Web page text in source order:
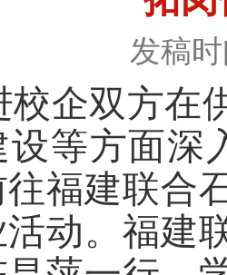
发稿时
校企双方在
设等方面深
福建联合
动。福建